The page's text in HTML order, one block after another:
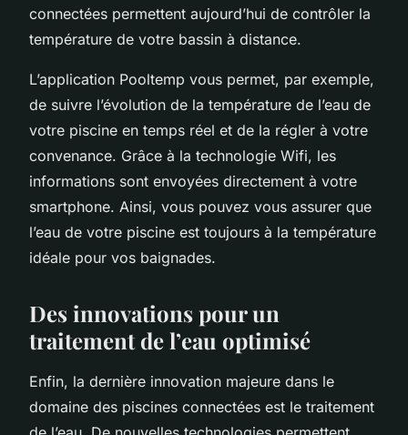
connectées permettent aujourd’hui de contrôler la
température de votre bassin à distance.
L’application Pooltemp vous permet, par exemple,
de suivre l’évolution de la température de l’eau de
votre piscine en temps réel et de la régler à votre
convenance. Grâce à la technologie Wifi, les
informations sont envoyées directement à votre
smartphone. Ainsi, vous pouvez vous assurer que
l’eau de votre piscine est toujours à la température
idéale pour vos baignades.
Des innovations pour un
traitement de l’eau optimisé
Enfin, la dernière innovation majeure dans le
domaine des piscines connectées est le traitement